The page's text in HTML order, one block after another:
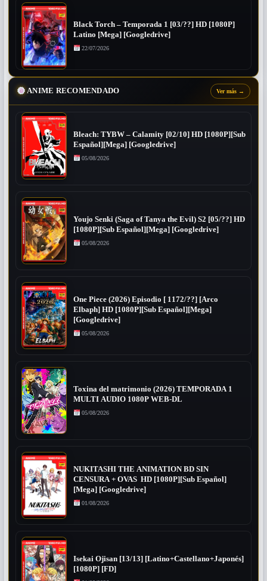
Black Torch – Temporada 1 [03/??] HD [1080P]
Latino [Mega] [Googledrive]
22/07/2026
ANIME RECOMENDADO Ver más →
Bleach: TYBW – Calamity [02/10] HD [1080P][Sub
Español][Mega] [Googledrive]
05/08/2026
Youjo Senki (Saga of Tanya the Evil) S2 [05/??] HD
[1080P][Sub Español][Mega] [Googledrive]
05/08/2026
One Piece (2026) Episodio [ 1172/??] [Arco
Elbaph] HD [1080P][Sub Español][Mega]
[Googledrive]
05/08/2026
Toxina del matrimonio (2026) TEMPORADA 1
MULTI AUDIO 1080P WEB-DL
05/08/2026
NUKITASHI THE ANIMATION BD SIN
CENSURA + OVAS HD [1080P][Sub Español]
[Mega] [Googledrive]
01/08/2026
Isekai Ojisan [13/13] [Latino+Castellano+Japonés]
[1080P] [FD]